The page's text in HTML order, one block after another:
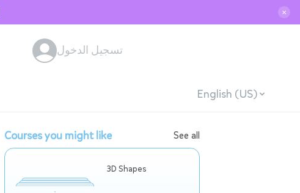
✕
تسجيل الدخول
English (US)
Courses you might like See all
3D Shapes